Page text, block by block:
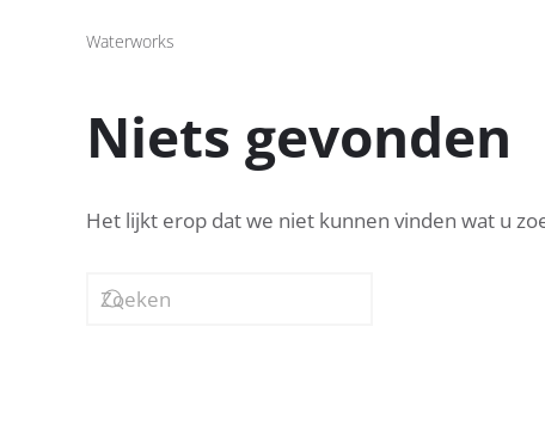
Waterworks
Niets gevonden
Het lijkt erop dat we niet kunnen vinden wat u